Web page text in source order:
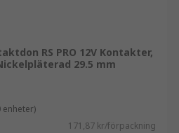
RS PRO 12V Kontakter,
29.5 mm
171,87 kr/förpackning